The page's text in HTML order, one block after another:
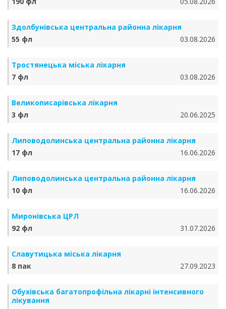
Здолбунівська центральна районна лікарня
55 фл
03.08.2026
Тростянецька міська лікарня
7 фл
03.08.2026
Великописарівська лікарня
3 фл
20.06.2025
Липоводолинська центральна районна лікарня
17 фл
16.06.2026
Липоводолинська центральна районна лікарня
10 фл
16.06.2026
Миронівська ЦРЛ
92 фл
31.07.2026
Славутицька міська лікарня
8 пак
27.09.2023
Обухівська багатопрофільна лікарні інтенсивного
лікування